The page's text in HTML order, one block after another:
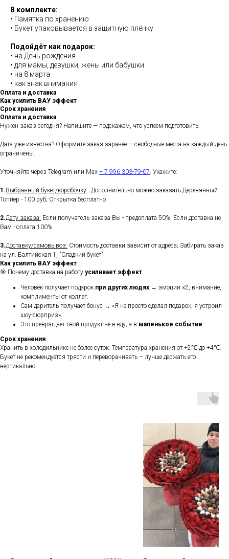
В комплекте:
• Памятка по хранению
• Букет упаковывается в защитную плёнку
Подойдёт как подарок:
• на День рождения
• для мамы, девушки, жены или бабушки
• на 8 марта
• как знак внимания
Оплата и доставка
Как усилить ВАУ эффект
Срок хранения
Оплата и доставка
Нужен заказ сегодня? Напишите — подскажем, что успеем подготовить.
Дата уже известна? Оформите заказ заранее — свободные места на каждый день
ограничены.
Уточняйте через Telegram или Max + 7 996 303-79-07. Укажите:
1.Выбранный букет/коробочку : Дополнительно можно заказать Деревянный
Топпер - 100 руб; Открытка бесплатно
2.Дату заказа: Если получатель заказа Вы - предоплата 50%; Если доставка не
Вам - оплата 100%
3.Доставку/самовывоз: Стоимость доставки зависит от адреса; Забирать заказ
на ул. Балтийская 1, "Сладкий букет"
Как усилить ВАУ эффект
🎯 Почему доставка на работу усиливает эффект
Человек получает подарок при других людях → эмоции ×2, внимание,
комплименты от коллег.
Сам даритель получает бонус → «Я не просто сделал подарок, я устроил
шоу-сюрприз».
Это превращает твой продукт не в еду, а в маленькое событие.
Срок хранения
Хранить в холодильнике не более суток. Температура хранения от +2℃ до +4℃.
Букет не рекомендуется трясти и переворачивать – лучше держать его
вертикально.